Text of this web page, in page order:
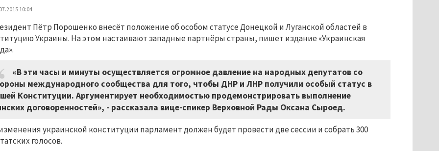
10:04
Пётр Порошенко внесёт положение об особом статусе Донецкой и Луганской областей в
Украины. На этом настаивают западные партнёры страны, пишет издание «Украинская
«В эти часы и минуты осуществляется огромное давление на народных депутатов со
международного сообщества для того, чтобы ДНР и ЛНР получили особый статус в
Конституции. Аргументирует необходимостью продемонстрировать выполнение
договоренностей», - рассказала вице-спикер Верховной Рады Оксана Сыроед.
украинской конституции парламент должен будет провести две сессии и собрать 300
голосов.